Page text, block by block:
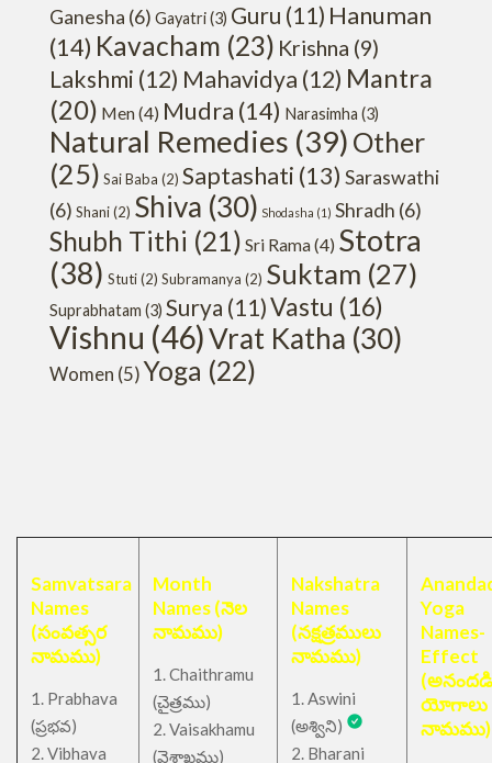
Ganesha (6) Gayatri(3) Guru (11) Hanuman
(14) Kavacham (23) Krishna (9)
Lakshmi (12) Mahavidya (12) Mantra
(20) Men(4) Mudra (14) Narasimha (3)
Natural Remedies (39) Other
(25) Sai Baba (2) Saptashati (13) Saraswathi
(6) Shani(2) Shiva (30) Shodasha (1) Shradh (6)
Shubh Tithi (21) Sri Rama(4) Stotra
(38) Stuti(2) Subramanya (2) Suktam (27)
Suprabhatam (3) Surya (11)Vastu (16)
Vishnu (46)Vrat Katha (30)
Women (5)Yoga (22)
Samvatsara
Names
(సంవత్సర
నామము)
1. Prabhava
(ప్రభవ)
2. Vibhava
Month
Names (నెల
నామము)
1. Chaithramu
(చైత్రము)
2. Vaisakhamu
(వైశాఖము)
Nakshatra
Names
(నక్షత్రములు
నామము)
1. Aswini
(అశ్విని)
2. Bharani
Yoga
Names-
Effect
(అనందడి
యోగాలు
నామము)